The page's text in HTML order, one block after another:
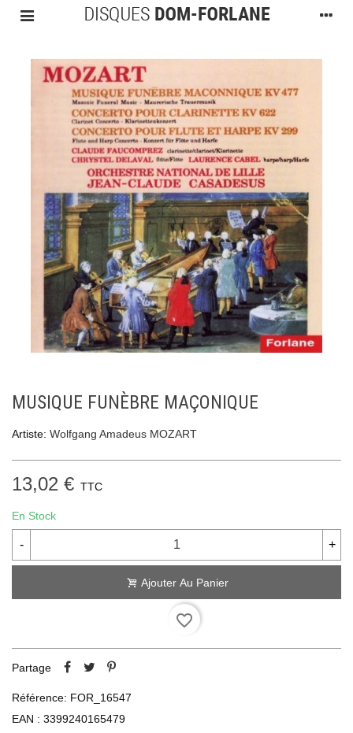
MUSIQUE FUNÈBRE MAÇONIQUE
Artiste: Wolfgang Amadeus MOZART
13,02 € TTC
En Stock
- +
Ajouter Au Panier
favorite_border
Partage
Référence: FOR_16547
EAN : 3399240165479